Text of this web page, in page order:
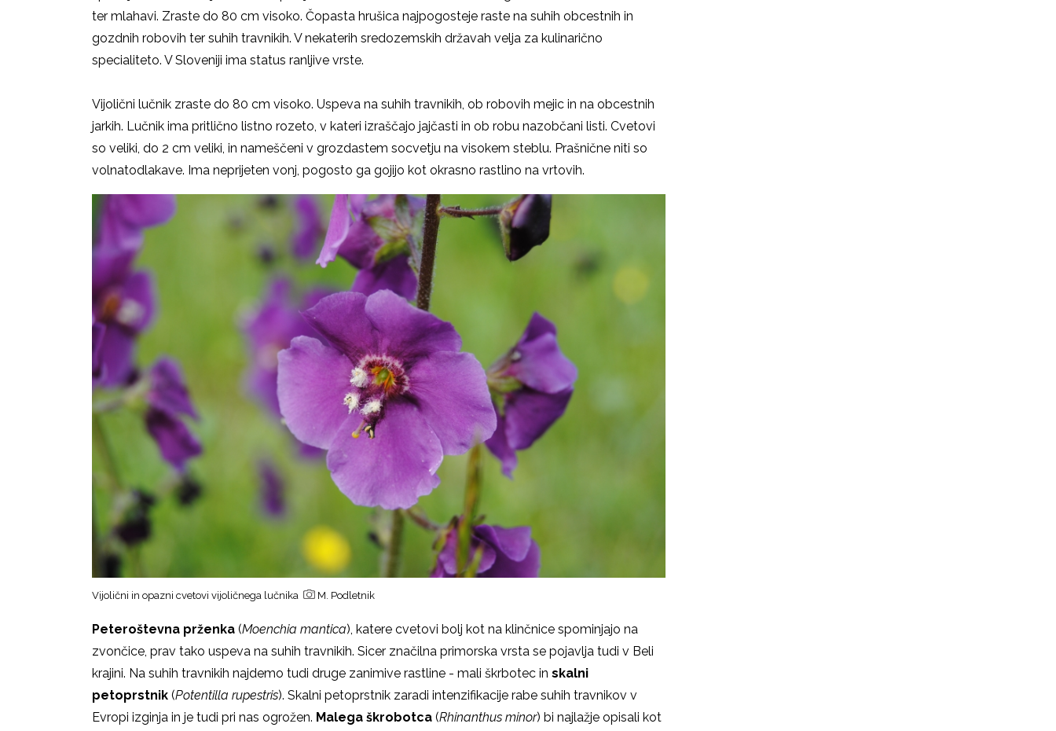
ter mlahavi. Zraste do 80 cm visoko. Čopasta hrušica najpogosteje raste na suhih obcestnih in
gozdnih robovih ter suhih travnikih. V nekaterih sredozemskih državah velja za kulinarično
specialiteto. V Sloveniji ima status ranljive vrste.
Vijolični lučnik zraste do 80 cm visoko. Uspeva na suhih travnikih, ob robovih mejic in na obcestnih
jarkih. Lučnik ima pritlično listno rozeto, v kateri izraščajo jajčasti in ob robu nazobčani listi. Cvetovi
so veliki, do 2 cm veliki, in nameščeni v grozdastem socvetju na visokem steblu. Prašnične niti so
volnatodlakave. Ima neprijeten vonj, pogosto ga gojijo kot okrasno rastlino na vrtovih.
Vijolični in opazni cvetovi vijoličnega lučnika M. Podletnik
Peteroštevna prženka (Moenchia mantica), katere cvetovi bolj kot na klinčnice spominjajo na
zvončice, prav tako uspeva na suhih travnikih. Sicer značilna primorska vrsta se pojavlja tudi v Beli
krajini. Na suhih travnikih najdemo tudi druge zanimive rastline - mali škrbotec in skalni
petoprstnik (Potentilla rupestris). Skalni petoprstnik zaradi intenzifikacije rabe suhih travnikov v
Evropi izginja in je tudi pri nas ogrožen. Malega škrobotca (Rhinanthus minor) bi najlažje opisali kot